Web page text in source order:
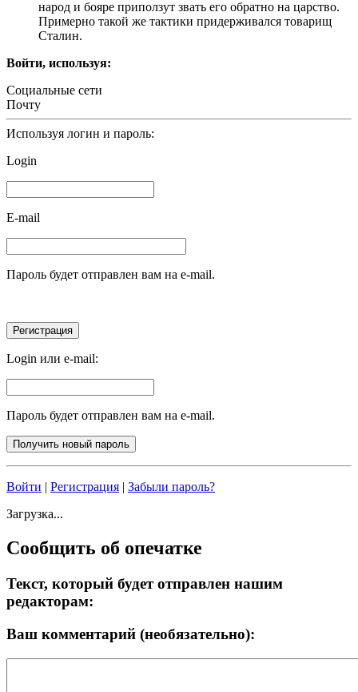
народ и бояре приползут звать его обратно на царство.
Примерно такой же тактики придерживался товарищ
Сталин.
Войти, используя:
Социальные сети
Почту
Используя логин и пароль:
Login
E-mail
Пароль будет отправлен вам на e-mail.
Login или e-mail:
Пароль будет отправлен вам на e-mail.
Войти | Регистрация | Забыли пароль?
Загрузка...
Сообщить об опечатке
Текст, который будет отправлен нашим
редакторам:
Ваш комментарий (необязательно):